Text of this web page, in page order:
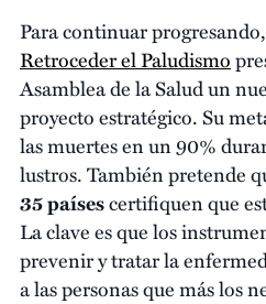
Para continuar
Retroceder el Paludismo
Asamblea de la Salud un
proyecto estratégico. Su
las muertes en un 90%
lustros. También pretende
35 paísescertifiquen que
La clave es que los
prevenir y tratar la
a las personas que más los